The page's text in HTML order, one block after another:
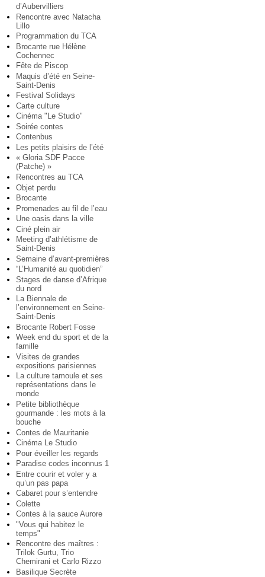
d’Aubervilliers
Rencontre avec Natacha
Lillo
Programmation du TCA
Brocante rue Hélène
Cochennec
Fête de Piscop
Maquis d’été en Seine-
Saint-Denis
Festival Solidays
Carte culture
Cinéma "Le Studio"
Soirée contes
Contenbus
Les petits plaisirs de l’été
« Gloria SDF Pacce
(Patche) »
Rencontres au TCA
Objet perdu
Brocante
Promenades au fil de l’eau
Une oasis dans la ville
Ciné plein air
Meeting d’athlétisme de
Saint-Denis
Semaine d’avant-premières
“L’Humanité au quotidien”
Stages de danse d’Afrique
du nord
La Biennale de
l’environnement en Seine-
Saint-Denis
Brocante Robert Fosse
Week end du sport et de la
famille
Visites de grandes
expositions parisiennes
La culture tamoule et ses
représentations dans le
monde
Petite bibliothèque
gourmande : les mots à la
bouche
Contes de Mauritanie
Cinéma Le Studio
Pour éveiller les regards
Paradise codes inconnus 1
Entre courir et voler y a
qu’un pas papa
Cabaret pour s’entendre
Colette
Contes à la sauce Aurore
"Vous qui habitez le
temps"
Rencontre des maîtres :
Trilok Gurtu, Trio
Chemirani et Carlo Rizzo
Basilique Secrète